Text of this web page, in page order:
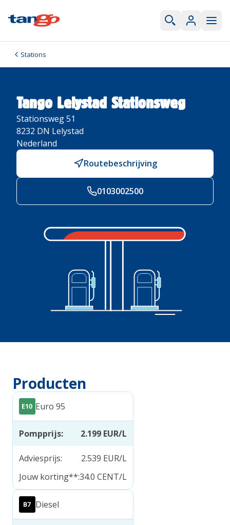
Stations
Tango Lelystad Stationsweg
Stationsweg 51
8232 DN Lelystad
Nederland
Routebeschrijving
0103002500
Producten
Euro 95
Pompprijs: 2.199 EUR/L
Adviesprijs: 2.539 EUR/L
Jouw korting**:34.0 CENT/L
Diesel